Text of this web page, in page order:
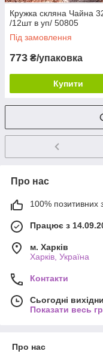
Кружка скляна Чайна
/12шт в уп/ 50805
Під замовлення
773 ₴/упаковка
Купити
Про нас
100% позитивних
Працює з
м. Харків
Харків, Україна
Контакти
Сьогодні
Показати весь
Про нас